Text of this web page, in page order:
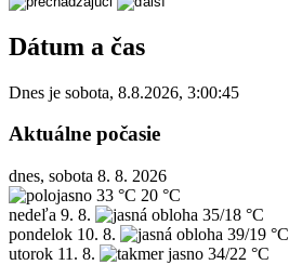
Dátum a čas
Dnes je sobota, 8.8.2026, 3:00:45
Aktuálne počasie
dnes, sobota 8. 8. 2026
33 °C 20 °C
nedeľa 9. 8.
35/18 °C
pondelok 10. 8.
39/19 °C
utorok 11. 8. 34/22 °C